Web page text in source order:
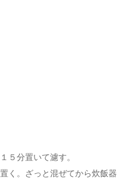
５分置いて濾す。
く。ざっと混ぜてから炊飯器